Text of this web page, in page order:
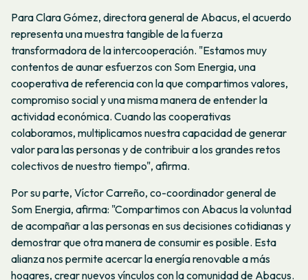
Para Clara Gómez, directora general de Abacus, el acuerdo
representa una muestra tangible de la fuerza
transformadora de la intercooperación. "Estamos muy
contentos de aunar esfuerzos con Som Energia, una
cooperativa de referencia con la que compartimos valores,
compromiso social y una misma manera de entender la
actividad económica. Cuando las cooperativas
colaboramos, multiplicamos nuestra capacidad de generar
valor para las personas y de contribuir a los grandes retos
colectivos de nuestro tiempo", afirma.
Por su parte, Víctor Carreño, co-coordinador general de
Som Energia, afirma: "Compartimos con Abacus la voluntad
de acompañar a las personas en sus decisiones cotidianas y
demostrar que otra manera de consumir es posible. Esta
alianza nos permite acercar la energía renovable a más
hogares, crear nuevos vínculos con la comunidad de Abacus.